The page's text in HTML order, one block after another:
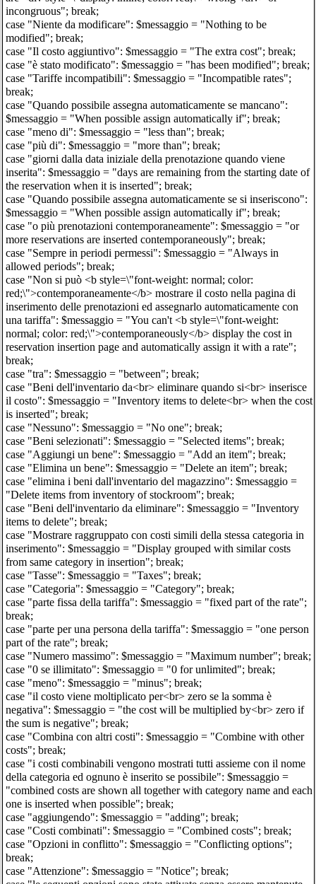
incongruous"; break;
case "Niente da modificare": $messaggio = "Nothing to be
modified"; break;
case "Il costo aggiuntivo": $messaggio = "The extra cost"; break;
case "è stato modificato": $messaggio = "has been modified"; break;
case "Tariffe incompatibili": $messaggio = "Incompatible rates";
break;
case "Quando possibile assegna automaticamente se mancano":
$messaggio = "When possible assign automatically if"; break;
case "meno di": $messaggio = "less than"; break;
case "più di": $messaggio = "more than"; break;
case "giorni dalla data iniziale della prenotazione quando viene
inserita": $messaggio = "days are remaining from the starting date of
the reservation when it is inserted"; break;
case "Quando possibile assegna automaticamente se si inseriscono":
$messaggio = "When possible assign automatically if"; break;
case "o più prenotazioni contemporaneamente": $messaggio = "or
more reservations are inserted contemporaneously"; break;
case "Sempre in periodi permessi": $messaggio = "Always in
allowed periods"; break;
case "Non si può <b style=\"font-weight: normal; color:
red;\">contemporaneamente</b> mostrare il costo nella pagina di
inserimento delle prenotazioni ed assegnarlo automaticamente con
una tariffa": $messaggio = "You can't <b style=\"font-weight:
normal; color: red;\">contemporaneously</b> display the cost in
reservation insertion page and automatically assign it with a rate";
break;
case "tra": $messaggio = "between"; break;
case "Beni dell'inventario da<br> eliminare quando si<br> inserisce
il costo": $messaggio = "Inventory items to delete<br> when the cost
is inserted"; break;
case "Nessuno": $messaggio = "No one"; break;
case "Beni selezionati": $messaggio = "Selected items"; break;
case "Aggiungi un bene": $messaggio = "Add an item"; break;
case "Elimina un bene": $messaggio = "Delete an item"; break;
case "elimina i beni dall'inventario del magazzino": $messaggio =
"Delete items from inventory of stockroom"; break;
case "Beni dell'inventario da eliminare": $messaggio = "Inventory
items to delete"; break;
case "Mostrare raggruppato con costi simili della stessa categoria in
inserimento": $messaggio = "Display grouped with similar costs
from same category in insertion"; break;
case "Tasse": $messaggio = "Taxes"; break;
case "Categoria": $messaggio = "Category"; break;
case "parte fissa della tariffa": $messaggio = "fixed part of the rate";
break;
case "parte per una persona della tariffa": $messaggio = "one person
part of the rate"; break;
case "Numero massimo": $messaggio = "Maximum number"; break;
case "0 se illimitato": $messaggio = "0 for unlimited"; break;
case "meno": $messaggio = "minus"; break;
case "il costo viene moltiplicato per<br> zero se la somma è
negativa": $messaggio = "the cost will be multiplied by<br> zero if
the sum is negative"; break;
case "Combina con altri costi": $messaggio = "Combine with other
costs"; break;
case "i costi combinabili vengono mostrati tutti assieme con il nome
della categoria ed ognuno è inserito se possibile": $messaggio =
"combined costs are shown all together with category name and each
one is inserted when possible"; break;
case "aggiungendo": $messaggio = "adding"; break;
case "Costi combinati": $messaggio = "Combined costs"; break;
case "Opzioni in conflitto": $messaggio = "Conflicting options";
break;
case "Attenzione": $messaggio = "Notice"; break;